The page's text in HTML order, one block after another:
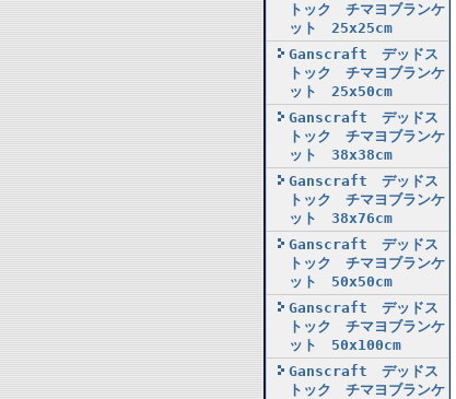
トック チマヨブランケ
ット 25x25cm
Ganscraft デッドス
トック チマヨブランケ
ット 25x50cm
Ganscraft デッドス
トック チマヨブランケ
ット 38x38cm
Ganscraft デッドス
トック チマヨブランケ
ット 38x76cm
Ganscraft デッドス
トック チマヨブランケ
ット 50x50cm
Ganscraft デッドス
トック チマヨブランケ
ット 50x100cm
Ganscraft デッドス
トック チマヨブランケ